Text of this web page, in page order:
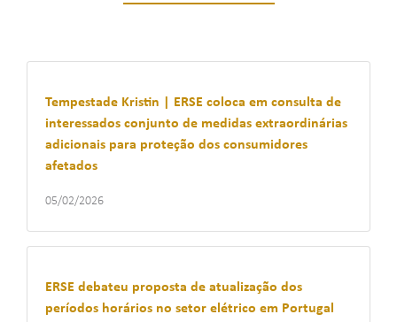
Tempestade Kristin | ERSE coloca em consulta de
interessados conjunto de medidas extraordinárias
adicionais para proteção dos consumidores
afetados
05/02/2026
ERSE debateu proposta de atualização dos
períodos horários no setor elétrico em Portugal